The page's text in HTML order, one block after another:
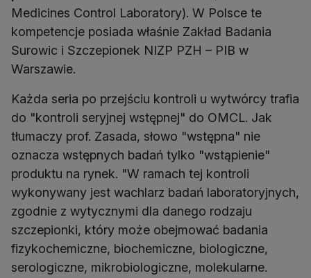
Medicines Control Laboratory). W Polsce te
kompetencje posiada właśnie Zakład Badania
Surowic i Szczepionek NIZP PZH – PIB w
Warszawie.
Każda seria po przejściu kontroli u wytwórcy trafia
do "kontroli seryjnej wstępnej" do OMCL. Jak
tłumaczy prof. Zasada, słowo "wstępna" nie
oznacza wstępnych badań tylko "wstąpienie"
produktu na rynek. "W ramach tej kontroli
wykonywany jest wachlarz badań laboratoryjnych,
zgodnie z wytycznymi dla danego rodzaju
szczepionki, który może obejmować badania
fizykochemiczne, biochemiczne, biologiczne,
serologiczne, mikrobiologiczne, molekularne.